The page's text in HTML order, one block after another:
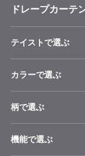
ドレープカーテ
テイストで選ぶ
カラーで選ぶ
柄で選ぶ
機能で選ぶ